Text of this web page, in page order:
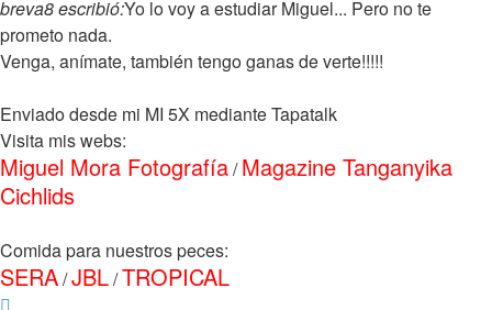
breva8 escribió:Yo lo voy a estudiar Miguel... Pero no te
prometo nada.
Venga, anímate, también tengo ganas de verte!!!!!
Enviado desde mi MI 5X mediante Tapatalk
Visita mis webs:
Miguel Mora Fotografía/Magazine Tanganyika
Cichlids
Comida para nuestros peces:
SERA/JBL/TROPICAL